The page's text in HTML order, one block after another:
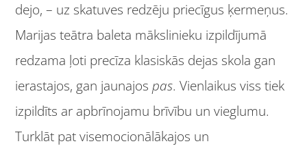
dejo, – uz skatuves redzēju priecīgus ķermeņus.
Marijas teātra baleta mākslinieku izpildījumā
redzama ļoti precīza klasiskās dejas skola gan
ierastajos, gan jaunajospas. Vienlaikus viss tiek
izpildīts ar apbrīnojamu brīvību un vieglumu.
Turklāt pat visemocionālākajos un